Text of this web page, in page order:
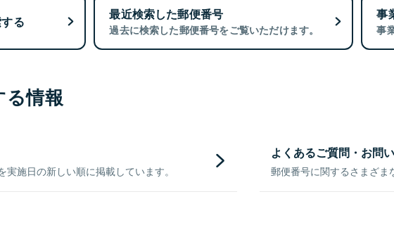
る 最近検索した郵便番号
過去に検索した郵便番号をご覧いただけます。
事
事
る情報
施日の新しい順に掲載しています。
よくあるご質問・お問
郵便番号に関するさまざま